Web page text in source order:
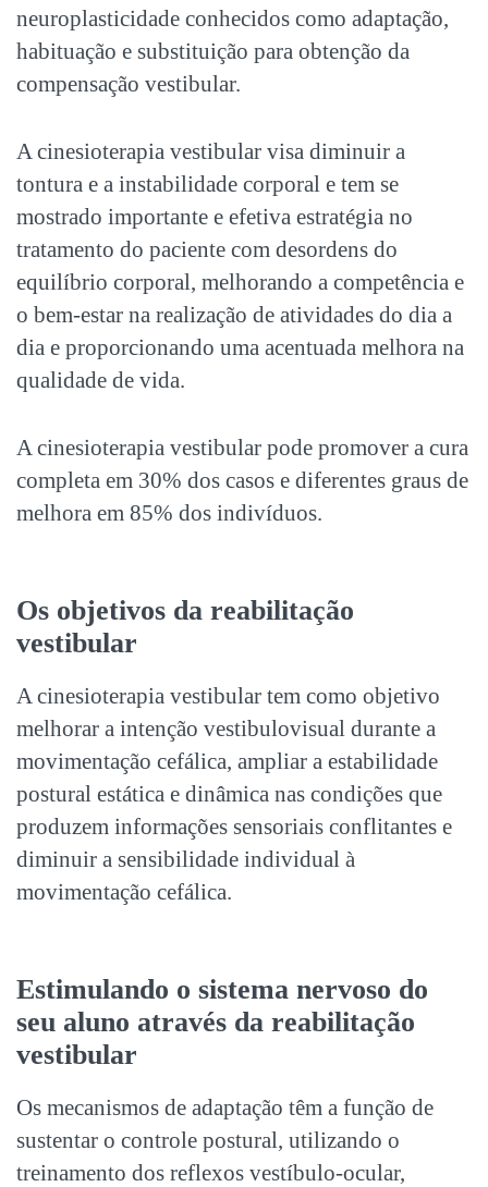
neuroplasticidade conhecidos como adaptação,
habituação e substituição para obtenção da
compensação vestibular.
A cinesioterapia vestibular visa diminuir a
tontura e a instabilidade corporal e tem se
mostrado importante e efetiva estratégia no
tratamento do paciente com desordens do
equilíbrio corporal, melhorando a competência e
o bem-estar na realização de atividades do dia a
dia e proporcionando uma acentuada melhora na
qualidade de vida.
A cinesioterapia vestibular pode promover a cura
completa em 30% dos casos e diferentes graus de
melhora em 85% dos indivíduos.
Os objetivos da reabilitação
vestibular
A cinesioterapia vestibular tem como objetivo
melhorar a intenção vestibulovisual durante a
movimentação cefálica, ampliar a estabilidade
postural estática e dinâmica nas condições que
produzem informações sensoriais conflitantes e
diminuir a sensibilidade individual à
movimentação cefálica.
Estimulando o sistema nervoso do
seu aluno através da reabilitação
vestibular
Os mecanismos de adaptação têm a função de
sustentar o controle postural, utilizando o
treinamento dos reflexos vestíbulo-ocular,